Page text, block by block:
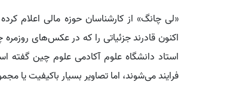
«لی چانگ» از کارشناسان حوزه مالی اعلام
اکنون قادرند جزئیاتی را که در عکس‌های
استاد دانشگاه علوم آکادمی علوم چین گفته
فرایند می‌شوند، اما تصاویر بسیار باکیفیت یا